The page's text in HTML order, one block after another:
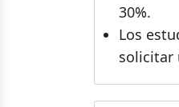
30%.
Los
solicitar